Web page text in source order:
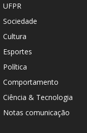
UFPR
Sociedade
Cultura
Esportes
Política
Comportamento
Ciência & Tecnologia
Notas comunicação